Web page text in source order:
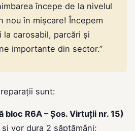
începe de la nivelul
nou în mișcare! Începem
la carosabil, parcări și
importante din sector.”
sunt:
bloc R6A – Șos. Virtuții nr. 15)
vor dura 2 săptămâni;